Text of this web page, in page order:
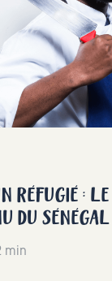
RÉFUGIÉ : LE
DU SÉNÉGAL
min